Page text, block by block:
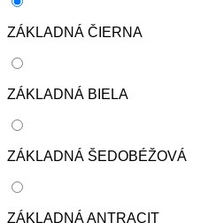
ZÁKLADNÁ ČIERNA
ZÁKLADNÁ BIELA
ZÁKLADNÁ ŠEDOBÉŽOVÁ
ZÁKLADNÁ ANTRACIT